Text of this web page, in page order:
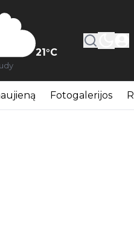
21°C
Fotogalerijos